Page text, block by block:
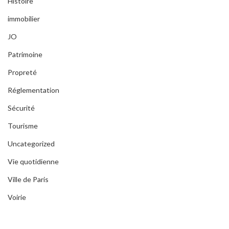
immobilier
JO
Patrimoine
Propreté
Réglementation
Sécurité
Tourisme
Uncategorized
Vie quotidienne
Ville de Paris
Voirie